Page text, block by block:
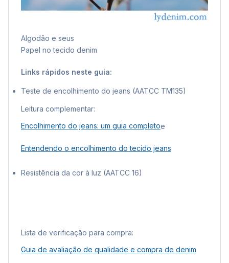
Algodão e seus
Papel no tecido denim
Links rápidos neste guia:
Teste de encolhimento do jeans (AATCC TM135)
Leitura complementar:
Encolhimento do jeans: um guia completoe
Entendendo o encolhimento do tecido jeans
Resistência da cor à luz (AATCC 16)
Lista de verificação para compra:
Guia de avaliação de qualidade e compra de denim